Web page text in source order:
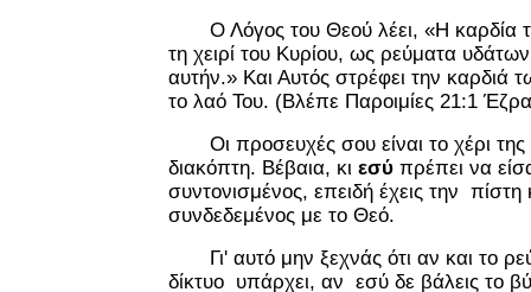
Ο Λόγος του Θεού λέει, «Η καρδία
τη χειρί του Κυρίου, ως ρεύματα
αυτήν.» Και Αυτός στρέφει την καρδιά
το λαό Του. (Βλέπε Παροιμίες 21:1
Οι προσευχές σου είναι το χέρι της
διακόπτη. Βέβαια, κι εσύ πρέπει να
συντονισμένος, επειδή έχεις την πίστη
συνδεδεμένος με το Θεό.
Γι' αυτό μην ξεχνάς ότι αν και το
δίκτυο υπάρχει, αν εσύ δε βάλεις το